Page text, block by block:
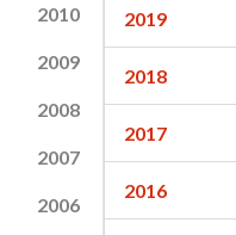
2010
2009
2008
2007
2006
2019
2018
2017
2016